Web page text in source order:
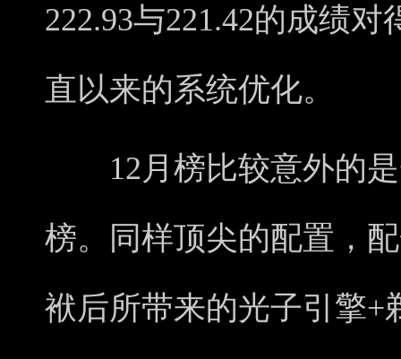
222.93与221.42的成绩
直以来的系统优化。
12月榜比较意外的是
榜。同样顶尖的配置，
袱后所带来的光子引擎+